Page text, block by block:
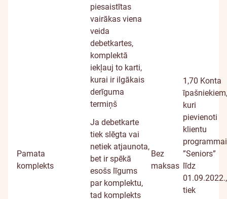
Pamata
komplekts
piesaistītas
vairākas viena
veida
debetkartes,
komplektā
iekļauj to karti,
kurai ir ilgākais
derīguma
termiņš
Ja debetkarte
tiek slēgta vai
netiek atjaunota,
bet ir spēkā
esošs līgums
par komplektu,
tad komplekts
Bez
maksas
1,70 Konta
īpašniekiem,
kuri
pievienoti
klientu
programmai
”Seniors”
līdz
01.09.2022.,
tiek